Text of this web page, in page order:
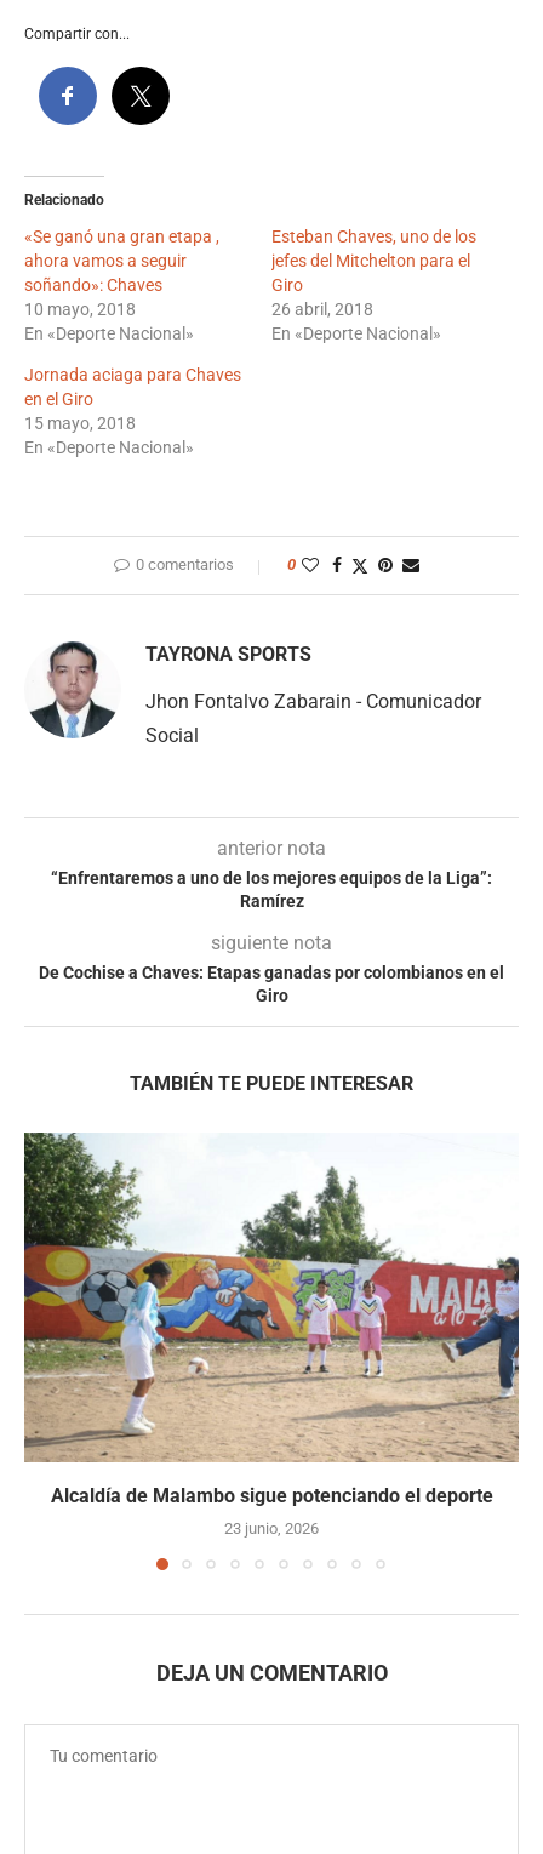
Compartir con...
Relacionado
«Se ganó una gran etapa ,
ahora vamos a seguir
soñando»: Chaves
10 mayo, 2018
En «Deporte Nacional»
Esteban Chaves, uno de los
jefes del Mitchelton para el
Giro
26 abril, 2018
En «Deporte Nacional»
Jornada aciaga para Chaves
en el Giro
15 mayo, 2018
En «Deporte Nacional»
0 comentarios 0
TAYRONA SPORTS
Jhon Fontalvo Zabarain - Comunicador
Social
anterior nota
“Enfrentaremos a uno de los mejores equipos de la Liga”:
Ramírez
siguiente nota
De Cochise a Chaves: Etapas ganadas por colombianos en el
Giro
TAMBIÉN TE PUEDE INTERESAR
Alcaldía de Malambo sigue potenciando el deporte
23 junio, 2026
DEJA UN COMENTARIO